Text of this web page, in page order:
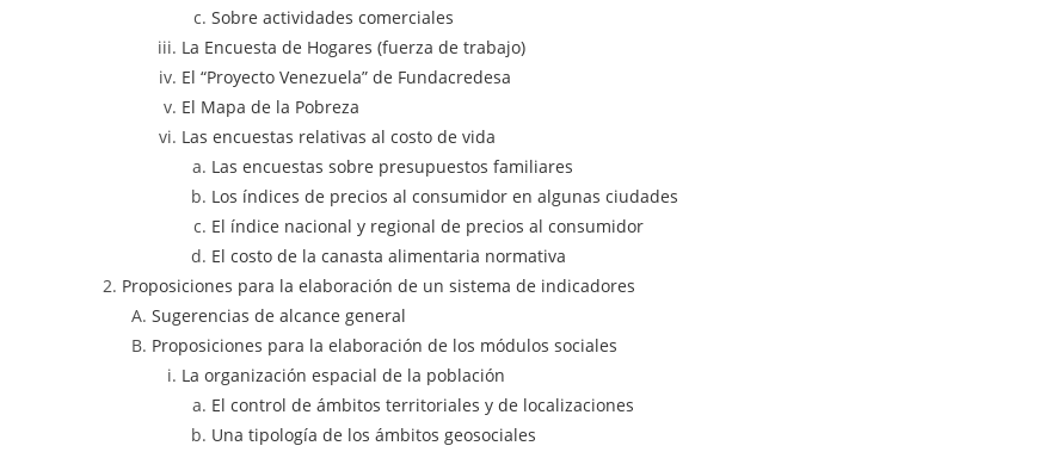
Sobre actividades comerciales
La Encuesta de Hogares (fuerza de trabajo)
El “Proyecto Venezuela” de Fundacredesa
El Mapa de la Pobreza
Las encuestas relativas al costo de vida
Las encuestas sobre presupuestos familiares
Los índices de precios al consumidor en algunas ciudades
El índice nacional y regional de precios al consumidor
El costo de la canasta alimentaria normativa
Proposiciones para la elaboración de un sistema de indicadores
Sugerencias de alcance general
Proposiciones para la elaboración de los módulos sociales
La organización espacial de la población
El control de ámbitos territoriales y de localizaciones
Una tipología de los ámbitos geosociales